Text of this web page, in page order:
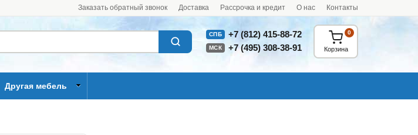
Заказать обратный звонок Доставка Рассрочка и кредит О нас Контакты
СПБ +7 (812) 415-88-72
МСК +7 (495) 308-38-91 Корзина
0
Другая мебель